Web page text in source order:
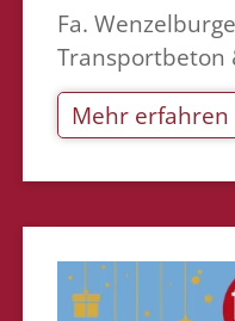
Fa.
Transportbeton
Mehr erfahren